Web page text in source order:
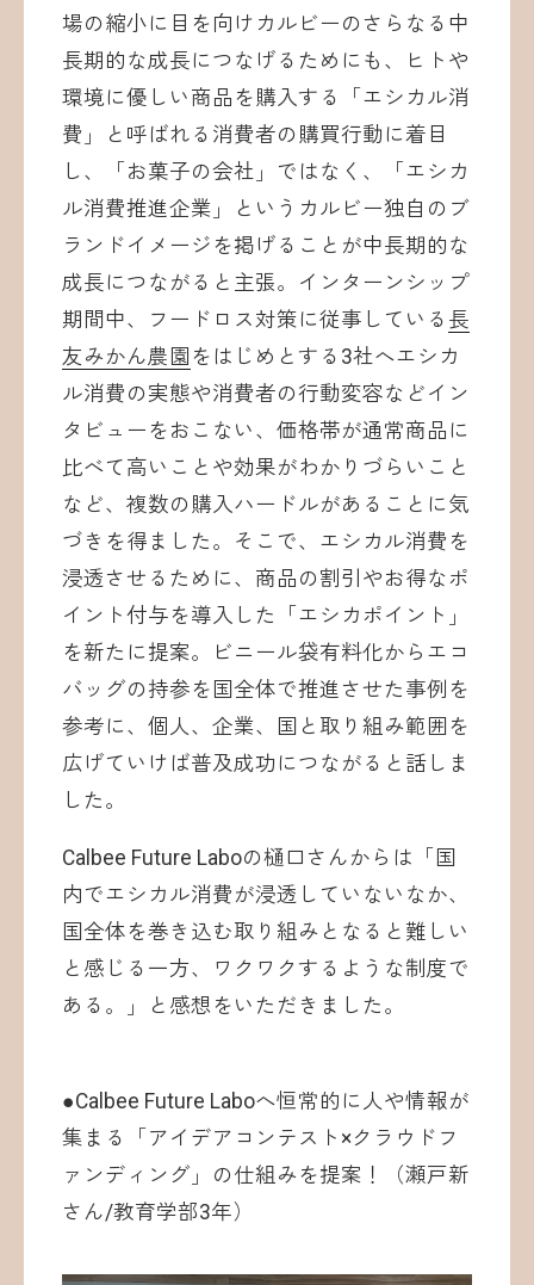
場の縮小に目を向けカルビーのさらなる中
長期的な成長につなげるためにも、ヒトや
環境に優しい商品を購入する「エシカル消
費」と呼ばれる消費者の購買行動に着目
し、「お菓子の会社」ではなく、「エシカ
ル消費推進企業」というカルビー独自のブ
ランドイメージを掲げることが中長期的な
成長につながると主張。インターンシップ
期間中、フードロス対策に従事している 長
友みかん農園 をはじめとする3社へエシカ
ル消費の実態や消費者の行動変容などイン
タビューをおこない、価格帯が通常商品に
比べて高いことや効果がわかりづらいこと
など、複数の購入ハードルがあることに気
づきを得ました。そこで、エシカル消費を
浸透させるために、商品の割引やお得なポ
イント付与を導入した「エシカポイント」
を新たに提案。ビニール袋有料化からエコ
バッグの持参を国全体で推進させた事例を
参考に、個人、企業、国と取り組み範囲を
広げていけば普及成功につながると話しま
した。
Calbee Future Laboの樋口さんからは「国
内でエシカル消費が浸透していないなか、
国全体を巻き込む取り組みとなると難しい
と感じる一方、ワクワクするような制度で
ある。」と感想をいただきました。
●Calbee Future Laboへ恒常的に人や情報が
集まる「アイデアコンテスト×クラウドフ
ァンディング」の仕組みを提案！（瀬戸新
さん/教育学部3年）